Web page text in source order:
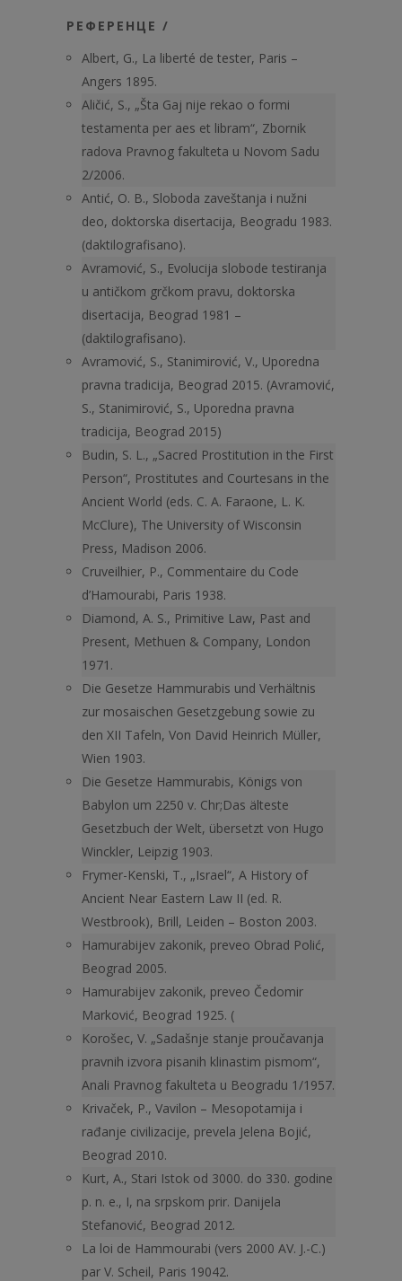
РЕФЕРЕНЦЕ /
Albert, G., La liberté de tester, Paris –
Angers 1895.
Aličić, S., „Šta Gaj nije rekao o formi
testamenta per aes et li­bram“, Zbornik
radova Pravnog fakulteta u Novom Sadu
2/2006.
Antić, O. B., Sloboda zaveštanja i nužni
deo, doktorska disertacija, Beo­gradu 1983.
(daktilografisano).
Avramović, S., Evolucija slobode testiranja
u antičkom grčkom pravu, doktorska
disertacija, Beograd 1981 –
(daktilografisano).
Avramović, S., Stanimirović, V., Uporedna
pravna tradicija, Beograd 2015. (Avramović,
S., Stanimirović, S., Uporedna pravna
tradicija, Beograd 2015)
Budin, S. L., „Sacred Prostitution in the First
Person“, Prostitutes and Courtesans in the
Ancient World (eds. C. A. Faraone, L. K.
McClure), The University of Wisconsin
Press, Madison 2006.
Cruveilhier, P., Commentaire du Code
d’Hamourabi, Paris 1938.
Diamond, A. S., Primitive Law, Past and
Present, Methuen & Company, London
1971.
Die Gesetze Hammurabis und Verhältnis
zur mosaischen Gesetzgebung sowie zu
den XII Tafeln, Von David Heinrich Müller,
Wien 1903.
Die Gesetze Hammurabis, Königs von
Babylon um 2250 v. Chr;Das älteste
Gesetzbuch der Welt, übersetzt von Hugo
Winckler, Leipzig 1903.
Frymer-Kenski, T., „Israel“, A History of
Ancient Near Eastern Law II (ed. R.
Westbrook), Brill, Leiden – Boston 2003.
Hamurabijev zakonik, preveo Obrad Polić,
Beograd 2005.
Hamurabijev zakonik, preveo Čedomir
Marković, Beograd 1925. (
Korošec, V. „Sadašnje stanje proučavanja
pravnih izvora pisanih klinastim pismom“,
Anali Pravnog fakulteta u Beogradu 1/1957.
Krivaček, P., Vavilon – Mesopotamija i
rađanje civilizacije, prevela Jelena Bojić,
Beograd 2010.
Kurt, A., Stari Istok od 3000. do 330. godine
p. n. e., I, na srpskom prir. Danijela
Stefanović, Beograd 2012.
La loi de Hammourabi (vers 2000 AV. J.-C.)
par V. Scheil, Paris 19042.